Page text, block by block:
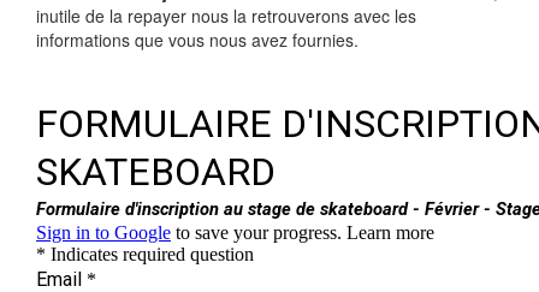
inutile de la repayer nous la retrouverons avec les
informations que vous nous avez fournies.